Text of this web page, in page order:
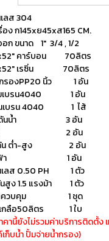
ลส 304
อง ก145xย45xส165 CM.
อก ขนาด 1" 3/4 , 1/2
คาร์บอน 70ลิตร
เรซิ่น 70ลิตร
กรองPP20 นิ้ว 1 อัน
มเบรน4040 1 อัน
นเบรน 4040 1 ไส้
รงดันน้ำ 3 อัน
ตอร์ 2 อัน
ดัน ต่ำ-สูง 2 อัน
ไฟฟ้า 1 อัน
เลส 0.50 PH 1 ตัว
นสูง 1.5 แรงม้า 1 ตัว
รลควบคุม 1 ชุด
เกลือ50ลิตร 1 ใบ
คานี้ยังไม่รวมค่าบริการติดตั้
ก็บน้ำ ปั้มจ่ายน้ำกรอง)